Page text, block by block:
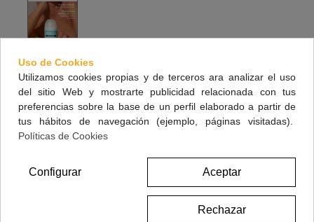
UREADIN DESODORANTE ROLL-ON 50 ML
Protege las axilas de los malos olores provocados por el
sudor
50 ml
Uso de Cookies
Utilizamos cookies propias y de terceros ara analizar el uso
del sitio Web y mostrarte publicidad relacionada con tus
preferencias sobre la base de un perfil elaborado a partir de
tus hábitos de navegación (ejemplo, páginas visitadas).
Políticas de Cookies
Aceptar
Rechazar
Configurar